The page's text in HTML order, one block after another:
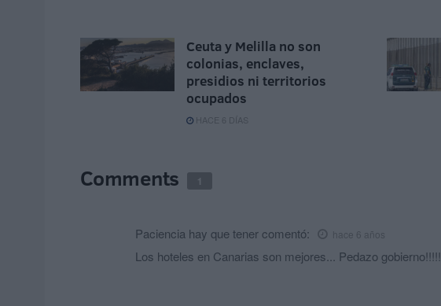
Ceuta y Melilla no son
colonias, enclaves,
presidios ni territorios
ocupados
HACE 6 DÍAS
Comments 1
Paciencia hay que tener comentó: hace 6 años
Los hoteles en Canarias son mejores... Pedazo gobierno!!!!!